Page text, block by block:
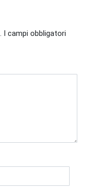
I campi obbligatori